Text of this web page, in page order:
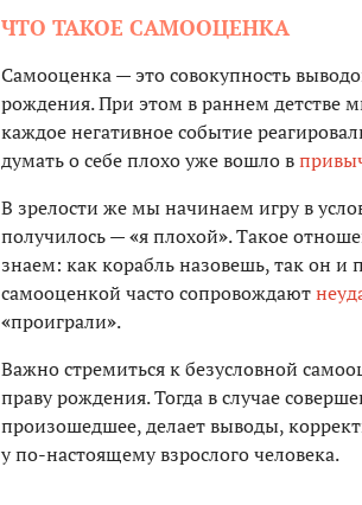
ЧТО ТАКОЕ САМООЦЕНКА
Самооценка — это совокупность
рождения. При этом в раннем детстве
каждое негативное событие
думать о себе плохо уже вошло в
В зрелости же мы начинаем игру в
получилось —«я плохой». Такое
знаем: как корабль назовешь, так он
самооценкой часто сопровождают
«проиграли».
Важно стремиться к безусловной
праву рождения. Тогда в случае
произошедшее, делает выводы,
у по-настоящему взрослого человека.